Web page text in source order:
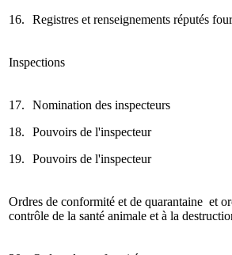
16.
Registres et renseignements réputés
Inspections
17.
18.
19.
Nomination des inspecteurs
Pouvoirs de l'inspecteur
Pouvoirs de l'inspecteur
Ordres de conformité et de quarantaine et
contrôle de la santé animale et à la